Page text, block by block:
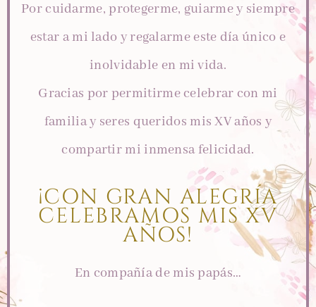
Por cuidarme, protegerme, guiarme y siempre
estar a mi lado y regalarme este día único e
inolvidable en mi vida.
Gracias por permitirme celebrar con mi
familia y seres queridos mis XV años y
compartir mi inmensa felicidad.
¡CON GRAN ALEGRÍA
CELEBRAMOS MIS XV
AÑOS!
En compañía de mis papás…